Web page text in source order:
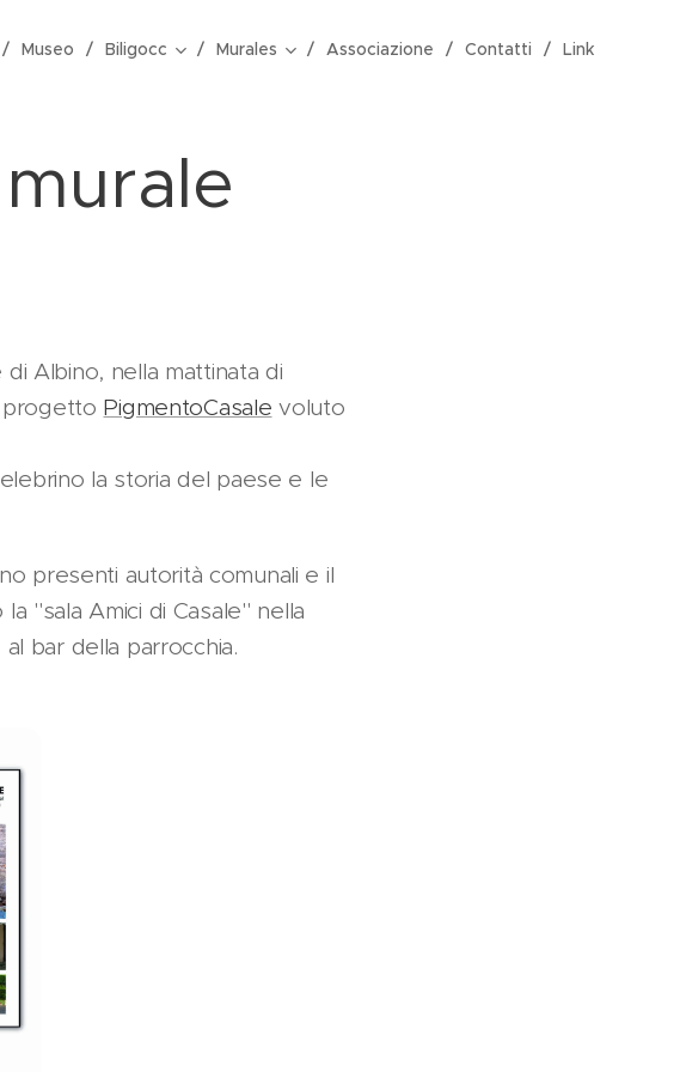
Museo Biligocc Murales Associazione Contatti Link
Albino, nella mattinata di
progetto PigmentoCasale voluto
la storia del paese e le
presenti autorità comunali e il
"sala Amici di Casale" nella
bar della parrocchia.